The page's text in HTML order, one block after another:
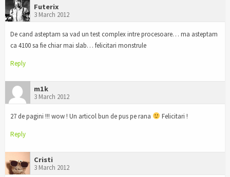
Futerix
3 March 2012
De cand asteptam sa vad un test complex intre procesoare… ma asteptam
ca 4100 sa fie chiar mai slab… felicitari monstrule
Reply
m1k
3 March 2012
27 de pagini !!! wow ! Un articol bun de pus pe rana Felicitari !
Reply
Cristi
3 March 2012